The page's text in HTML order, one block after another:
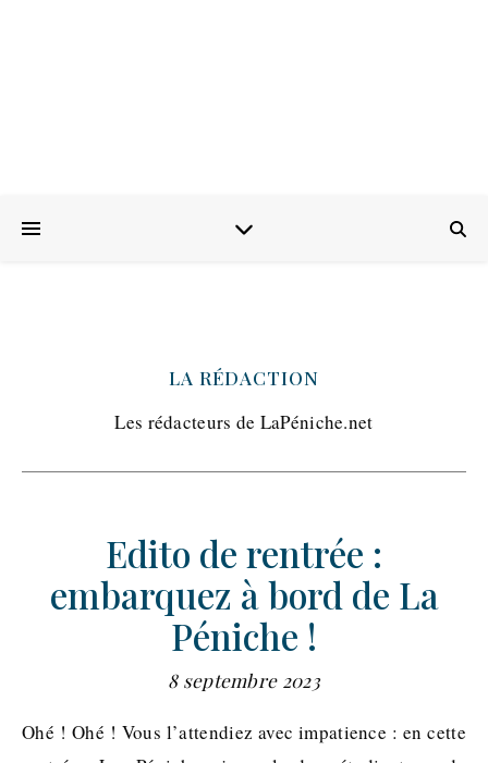
LA RÉDACTION
Les rédacteurs de LaPéniche.net
Edito de rentrée :
embarquez à bord de La
Péniche !
8 septembre 2023
Ohé ! Ohé ! Vous l’attendiez avec impatience : en cette